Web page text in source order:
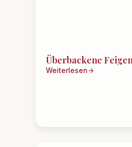
Überbackene
Weiterlesen